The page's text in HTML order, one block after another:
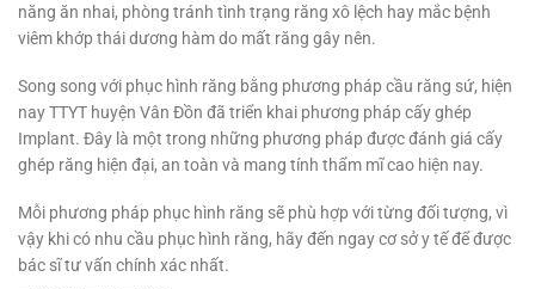
năng ăn nhai, phòng tránh tình trạng răng xô lệch hay mắc bệnh
viêm khớp thái dương hàm do mất răng gây nên.
Song song với phục hình răng bằng phương pháp cầu răng sứ, hiện
nay TTYT huyện Vân Đồn đã triển khai phương pháp cấy ghép
Implant. Đây là một trong những phương pháp được đánh giá cấy
ghép răng hiện đại, an toàn và mang tính thẩm mĩ cao hiện nay.
Mỗi phương pháp phục hình răng sẽ phù hợp với từng đối tượng, vì
vậy khi có nhu cầu phục hình răng, hãy đến ngay cơ sở y tế để được
bác sĩ tư vấn chính xác nhất.